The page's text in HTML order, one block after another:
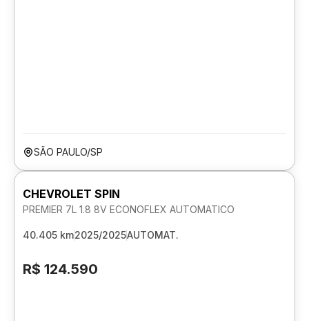
SÃO PAULO/SP
CHEVROLET SPIN
PREMIER 7L 1.8 8V ECONOFLEX AUTOMATICO
40.405 km2025/2025AUTOMAT.
R$ 124.590